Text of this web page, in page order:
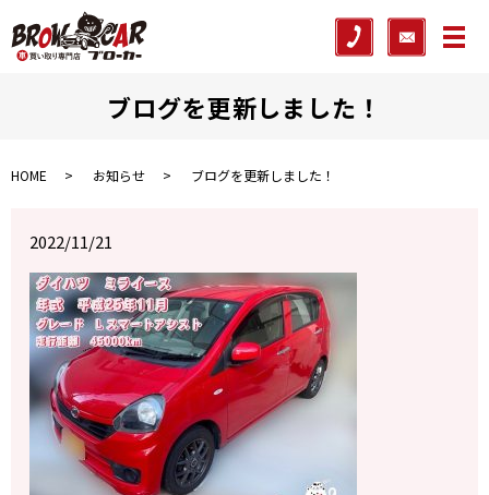
メ
ブログを更新しました！
HOME お知らせ ブログを更新しました！
2022/11/21